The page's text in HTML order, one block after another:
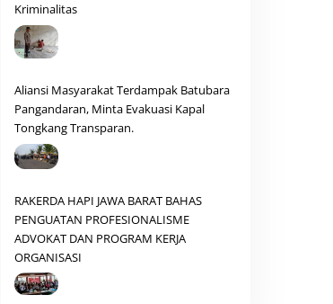
Kriminalitas
Aliansi Masyarakat Terdampak Batubara
Pangandaran, Minta Evakuasi Kapal
Tongkang Transparan.
RAKERDA HAPI JAWA BARAT BAHAS
PENGUATAN PROFESIONALISME
ADVOKAT DAN PROGRAM KERJA
ORGANISASI